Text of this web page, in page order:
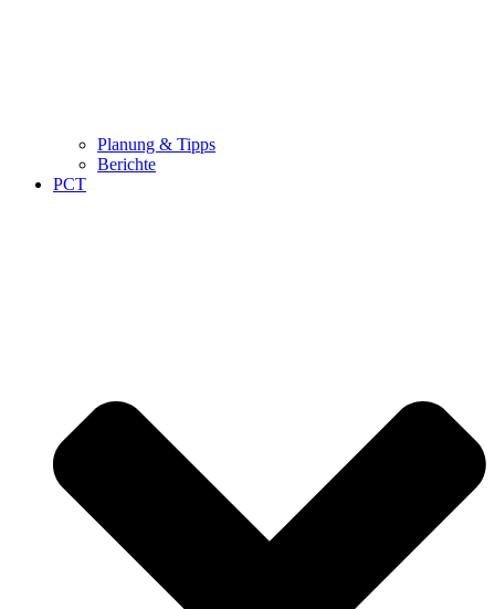
Planung & Tipps
Berichte
PCT